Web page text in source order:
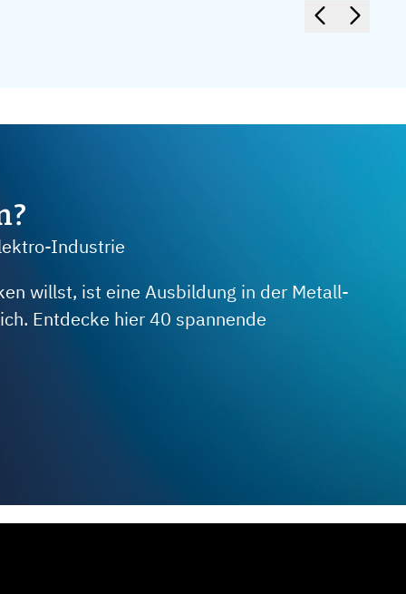
Industrie
willst, ist eine Ausbildung in der Metall-
Entdecke hier 40 spannende